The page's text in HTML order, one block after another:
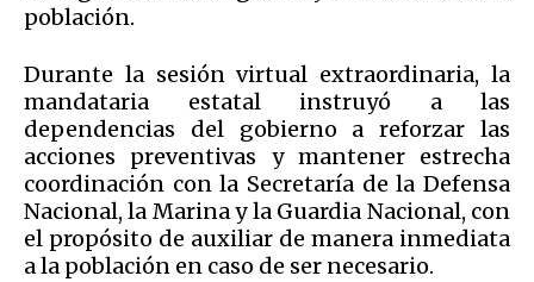
población.
Durante la sesión virtual extraordinaria, la
mandataria estatal instruyó a las
dependencias del gobierno a reforzar las
acciones preventivas y mantener estrecha
coordinación con la Secretaría de la Defensa
Nacional, la Marina y la Guardia Nacional, con
el propósito de auxiliar de manera inmediata
a la población en caso de ser necesario.